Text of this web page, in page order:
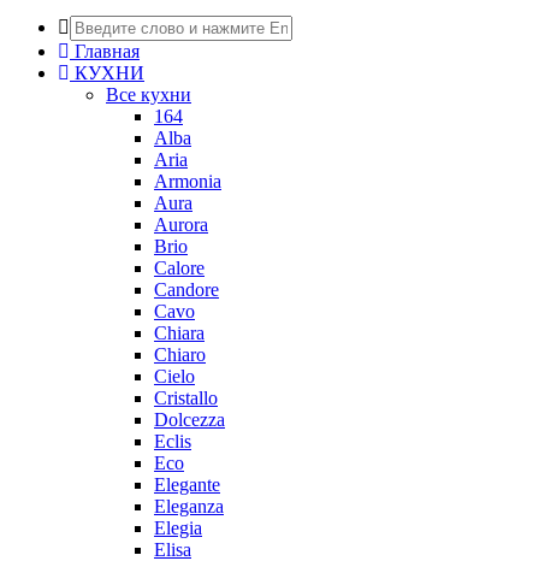
Главная
КУХНИ
Все кухни
164
Alba
Aria
Armonia
Aura
Aurora
Brio
Calore
Candore
Cavo
Chiara
Chiaro
Cielo
Cristallo
Dolcezza
Eclis
Eco
Elegante
Eleganza
Elegia
Elisa